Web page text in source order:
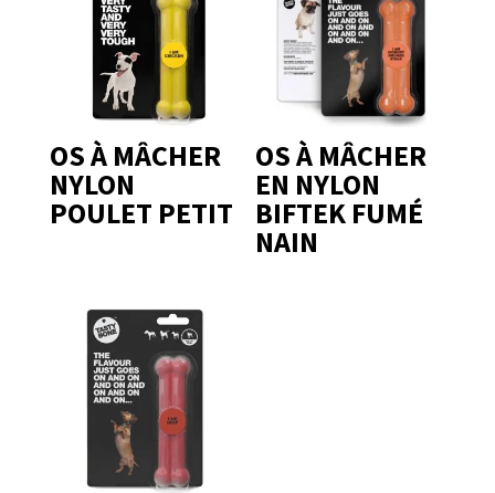
OS À MÂCHER
NYLON
POULET PETIT
OS À MÂCHER
EN NYLON
BIFTEK FUMÉ
NAIN